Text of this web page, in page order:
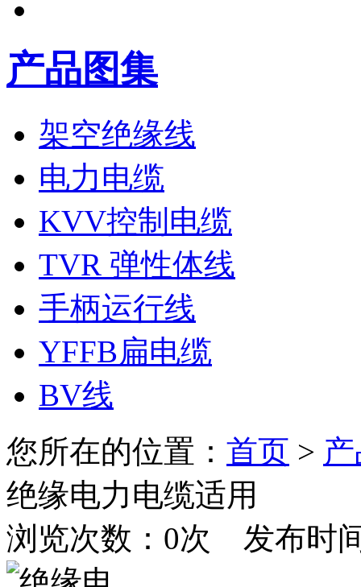
产品图集
架空绝缘线
电力电缆
KVV控制电缆
TVR 弹性体线
手柄运行线
YFFB扁电缆
BV线
您所在的位置： 首页 >
绝缘电力电缆适用
浏览次数： 0次 发布时间